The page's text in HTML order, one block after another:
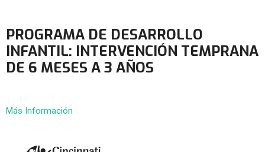
PROGRAMA DE DESARROLLO
INFANTIL: INTERVENCIÓN TEMPRANA
DE 6 MESES A 3 AÑOS
Más Información